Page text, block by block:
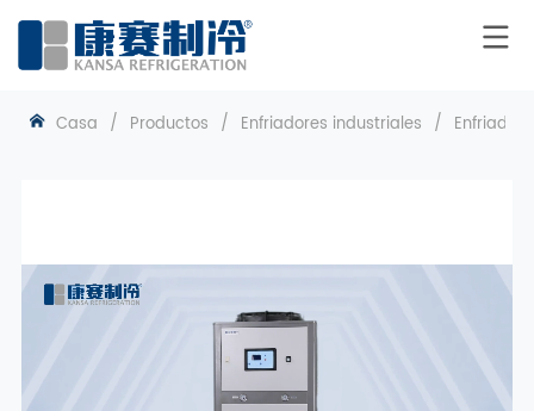
Casa / Productos / Enfriadores industriales /